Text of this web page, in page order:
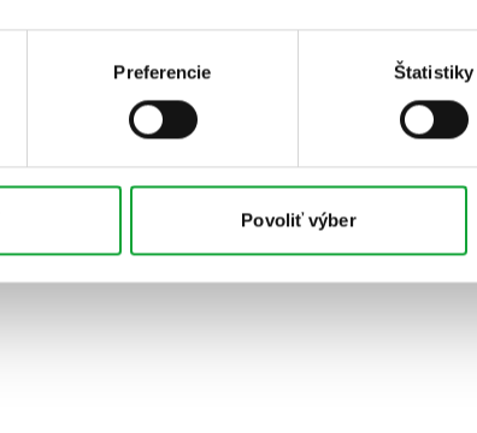
Preferencie Štatistiky
Povoliť výber